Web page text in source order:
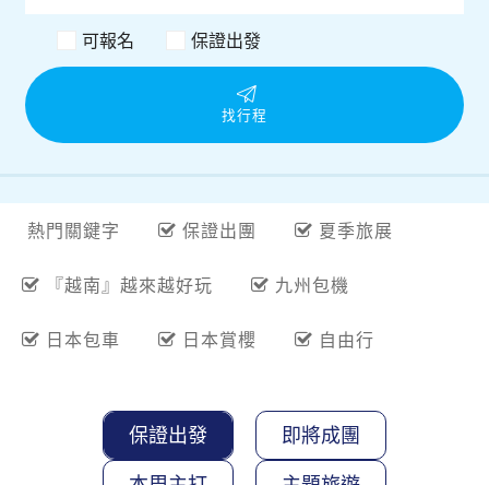
可報名 保證出發
找行程
熱門關鍵字 保證出團 夏季旅展
『越南』越來越好玩 九州包機
日本包車 日本賞櫻 自由行
保證出發 即將成團